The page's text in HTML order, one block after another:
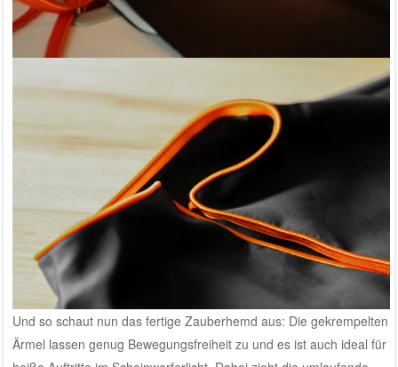
Und so schaut nun das fertige Zauberhemd aus: Die gekrempelten
Ärmel lassen genug Bewegungsfreiheit zu und es ist auch ideal für